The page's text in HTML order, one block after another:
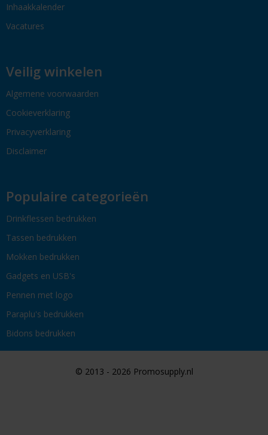
Inhaakkalender
Vacatures
Veilig winkelen
Algemene voorwaarden
Cookieverklaring
Privacyverklaring
Disclaimer
Populaire categorieën
Drinkflessen bedrukken
Tassen bedrukken
Mokken bedrukken
Gadgets en USB's
Pennen met logo
Paraplu's bedrukken
Bidons bedrukken
© 2013 - 2026 Promosupply.nl